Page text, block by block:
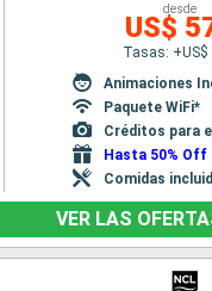
desde
US$
Tasas: +US$
Animaciones
Paquete WiFi*
Créditos para
Hasta 50% Off
Comidas
VER LAS